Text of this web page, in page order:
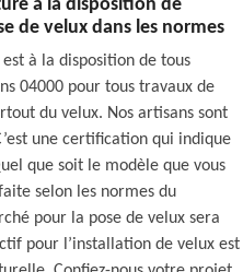
à la disposition de
de velux dans les normes
à la disposition de tous
04000 pour tous travaux de
du velux. Nos artisans sont
une certification qui indique
que soit le modèle que vous
selon les normes du
pour la pose de velux sera
pour l’installation de velux est